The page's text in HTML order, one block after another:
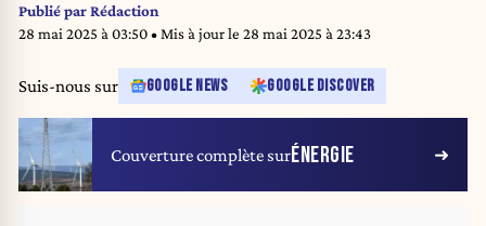
Publié parRédaction
28 mai 2025 à 03:50• Mis à jour le 28 mai 2025 à 23:43
Suis-nous sur GOOGLE NEWS GOOGLE DISCOVER
Couverture complète surÉNERGIE